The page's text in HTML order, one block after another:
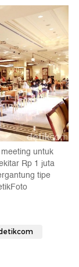
untuk
Rp 1 juta
tipe